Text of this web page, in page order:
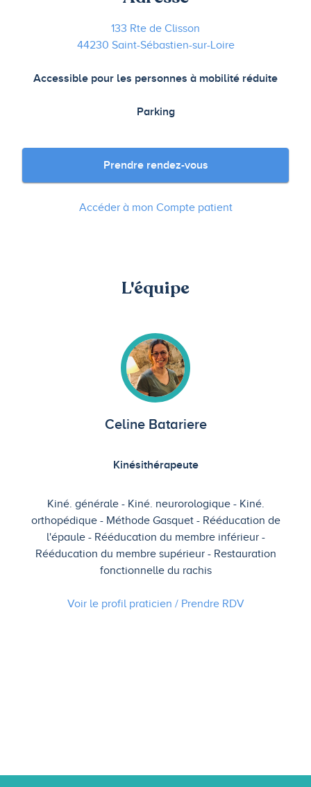
133 Rte de Clisson
44230 Saint-Sébastien-sur-Loire
Accessible pour les personnes à mobilité réduite
Parking
Prendre rendez-vous
Accéder à mon Compte patient
L'équipe
Celine Batariere
Kinésithérapeute
Kiné. générale Kiné. neurorologique
Kiné.
orthopédique
Méthode Gasquet
Rééducation de
l'épaule
Rééducation du membre inférieur
Rééducation du membre supérieur
Restauration
fonctionnelle du rachis
Voir le profil praticien / Prendre RDV